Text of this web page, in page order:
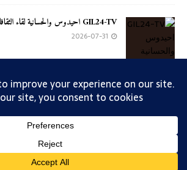
GIL24-TV احيدوس والحسانية لقاء الثقافات المغربية
2026-07-31